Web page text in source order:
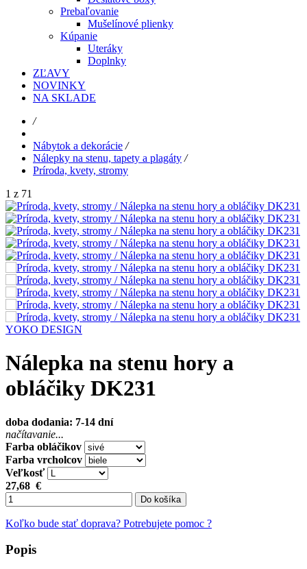
Prebaľovanie
Mušelínové plienky
Kúpanie
Uteráky
Doplnky
ZĽAVY
NOVINKY
NA SKLADE
/
Nábytok a dekorácie /
Nálepky na stenu, tapety a plagáty /
Príroda, kvety, stromy
1 z 71
YOKO DESIGN
Nálepka na stenu hory a
obláčiky DK231
doba dodania: 7-14 dní
načítavanie...
Farba obláčikov
Farba vrcholcov
Veľkosť
27,68 €
Do košíka
Koľko bude stať doprava? Potrebujete pomoc ?
Popis